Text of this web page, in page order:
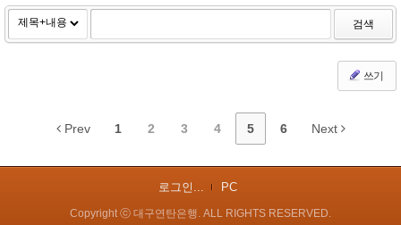
검색
쓰기
Prev 1 2 3 4 5 6 Next
로그인... PC
Copyright ⓒ 대구연탄은행. ALL RIGHTS RESERVED.